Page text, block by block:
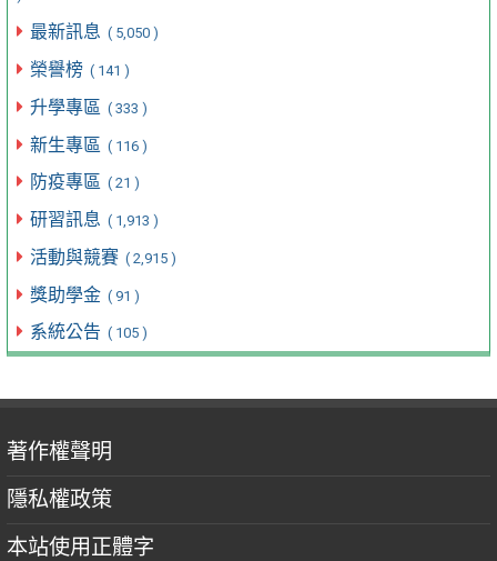
最新訊息 ( 5,050 )
榮譽榜 ( 141 )
升學專區 ( 333 )
新生專區 ( 116 )
防疫專區 ( 21 )
研習訊息 ( 1,913 )
活動與競賽 ( 2,915 )
獎助學金 ( 91 )
系統公告 ( 105 )
著作權聲明
隱私權政策
本站使用正體字